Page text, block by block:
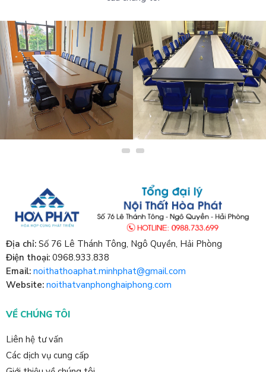
Địa chỉ: Số 76 Lê Thánh Tông, Ngô Quyền, Hải Phòng
Điện thoại: 0968.933.838
Email: noithathoaphat.minhphat@gmail.com
Website: noithatvanphonghaiphong.com
VỀ CHÚNG TÔI
Liên hệ tư vấn
Các dịch vụ cung cấp